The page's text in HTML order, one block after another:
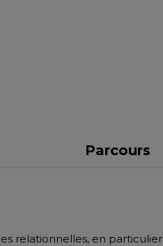
Parcours
relationnelles, en particulier